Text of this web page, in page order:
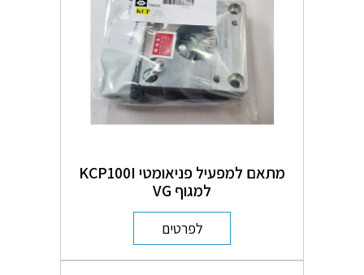
מתאם למפעיל פניאומטי KCP100I
למגוף VG
לפרטים